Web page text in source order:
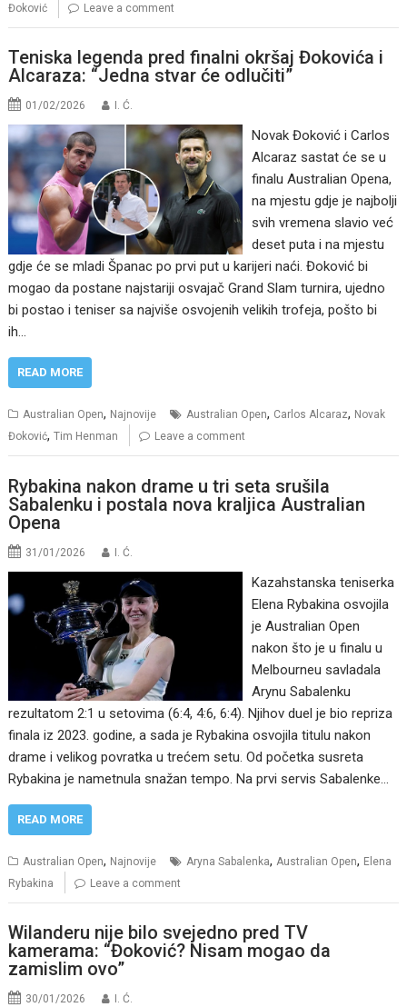
Đoković Leave a comment
Teniska legenda pred finalni okršaj Đokovića i
Alcaraza: “Jedna stvar će odlučiti”
01/02/2026 I. Ć.
Novak Đoković i Carlos
Alcaraz sastat će se u
finalu Australian Opena,
na mjestu gdje je najbolji
svih vremena slavio već
deset puta i na mjestu
gdje će se mladi Španac po prvi put u karijeri naći. Đoković bi
mogao da postane najstariji osvajač Grand Slam turnira, ujedno
bi postao i teniser sa najviše osvojenih velikih trofeja, pošto bi
ih…
READ MORE
Australian Open, Najnovije Australian Open, Carlos Alcaraz, Novak
Đoković,Tim Henman Leave a comment
Rybakina nakon drame u tri seta srušila
Sabalenku i postala nova kraljica Australian
Opena
31/01/2026 I. Ć.
Kazahstanska teniserka
Elena Rybakina osvojila
je Australian Open
nakon što je u finalu u
Melbourneu savladala
Arynu Sabalenku
rezultatom 2:1 u setovima (6:4, 4:6, 6:4). Njihov duel je bio repriza
finala iz 2023. godine, a sada je Rybakina osvojila titulu nakon
drame i velikog povratka u trećem setu. Od početka susreta
Rybakina je nametnula snažan tempo. Na prvi servis Sabalenke…
READ MORE
Australian Open, Najnovije Aryna Sabalenka,Australian Open, Elena
Rybakina
Leave a comment
Wilanderu nije bilo svejedno pred TV
kamerama: “Đoković? Nisam mogao da
zamislim ovo”
30/01/2026 I. Ć.